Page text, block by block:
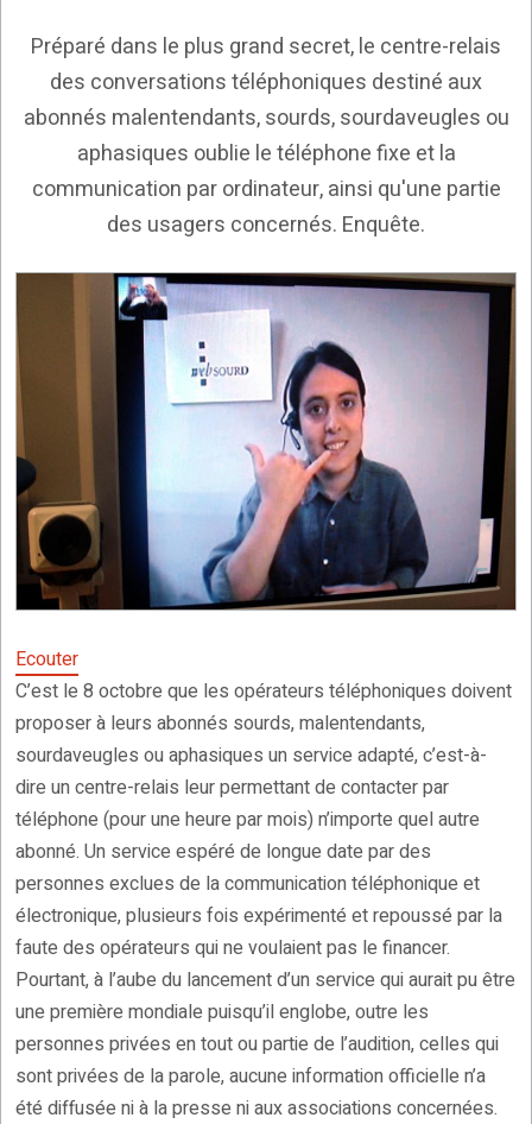
Préparé dans le plus grand secret, le centre-relais
des conversations téléphoniques destiné aux
abonnés malentendants, sourds, sourdaveugles ou
aphasiques oublie le téléphone fixe et la
communication par ordinateur, ainsi qu'une partie
des usagers concernés. Enquête.
Ecouter
C’est le 8 octobre que les opérateurs téléphoniques doivent
proposer à leurs abonnés sourds, malentendants,
sourdaveugles ou aphasiques un service adapté, c’est-à-
dire un centre-relais leur permettant de contacter par
téléphone (pour une heure par mois) n’importe quel autre
abonné. Un service espéré de longue date par des
personnes exclues de la communication téléphonique et
électronique, plusieurs fois expérimenté et repoussé par la
faute des opérateurs qui ne voulaient pas le financer.
Pourtant, à l’aube du lancement d’un service qui aurait pu être
une première mondiale puisqu’il englobe, outre les
personnes privées en tout ou partie de l’audition, celles qui
sont privées de la parole, aucune information officielle n’a
été diffusée ni à la presse ni aux associations concernées.